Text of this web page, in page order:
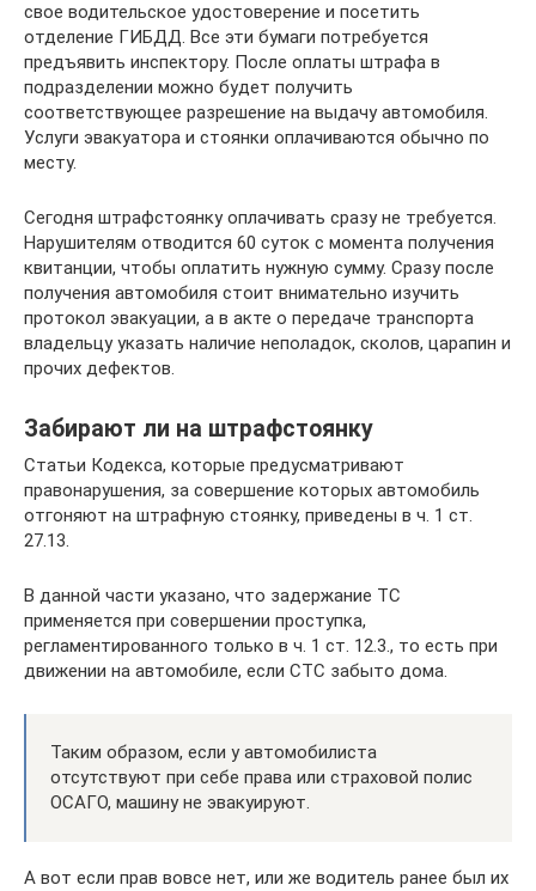
свое водительское удостоверение и посетить
отделение ГИБДД. Все эти бумаги потребуется
предъявить инспектору. После оплаты штрафа в
подразделении можно будет получить
соответствующее разрешение на выдачу автомобиля.
Услуги эвакуатора и стоянки оплачиваются обычно по
месту.
Сегодня штрафстоянку оплачивать сразу не требуется.
Нарушителям отводится 60 суток с момента получения
квитанции, чтобы оплатить нужную сумму. Сразу после
получения автомобиля стоит внимательно изучить
протокол эвакуации, а в акте о передаче транспорта
владельцу указать наличие неполадок, сколов, царапин и
прочих дефектов.
Забирают ли на штрафстоянку
Статьи Кодекса, которые предусматривают
правонарушения, за совершение которых автомобиль
отгоняют на штрафную стоянку, приведены в ч. 1 ст.
27.13.
В данной части указано, что задержание ТС
применяется при совершении проступка,
регламентированного только в ч. 1 ст. 12.3., то есть при
движении на автомобиле, если СТС забыто дома.
Таким образом, если у автомобилиста
отсутствуют при себе права или страховой полис
ОСАГО, машину не эвакуируют.
А вот если прав вовсе нет, или же водитель ранее был их